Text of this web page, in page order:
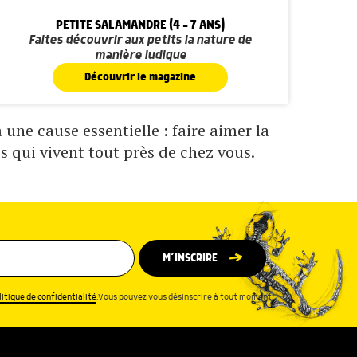
PETITE SALAMANDRE (4 - 7 ANS)
Faites découvrir aux petits la nature de
manière ludique
Découvrir le magazine
cause essentielle : faire aimer la
qui vivent tout près de chez vous.
M’INSCRIRE
de confidentialité.Vous pouvez vous désinscrire à tout moment.